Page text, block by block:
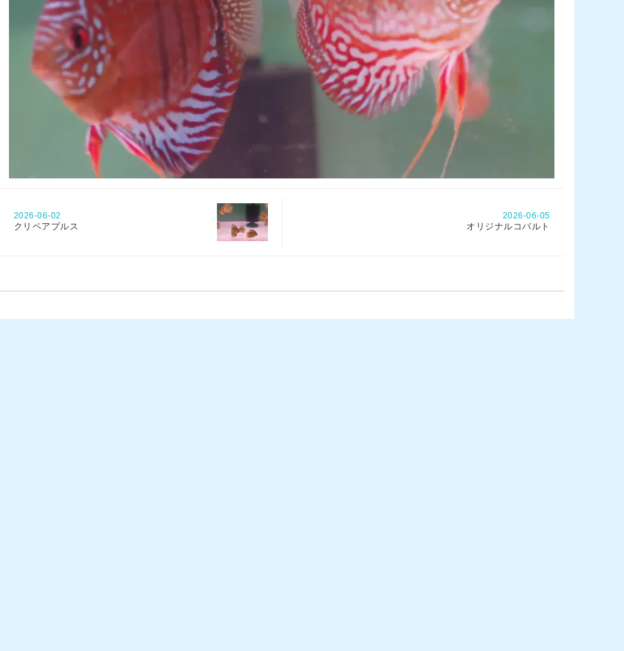
2026-06-02
クリペアプルス
2026-06-05
オリジナルコバルト